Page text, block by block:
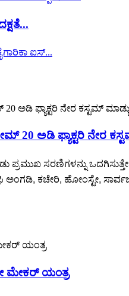
ಅಡಿ ಫ್ಯಾಕ್ಟರಿ ನೇರ
ಪ್ರಮುಖ ಸರಣಿಗಳನ್ನು
ಕಚೇರಿ, ಹೋಂಸ್ಟೇ,
ಮೇಕರ್ ಯಂತ್ರ